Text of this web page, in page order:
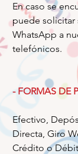
En caso se
puede solicitar
WhatsApp a
telefónicos.
- FORMAS DE
Efectivo,
Directa, Giro
Crédito o